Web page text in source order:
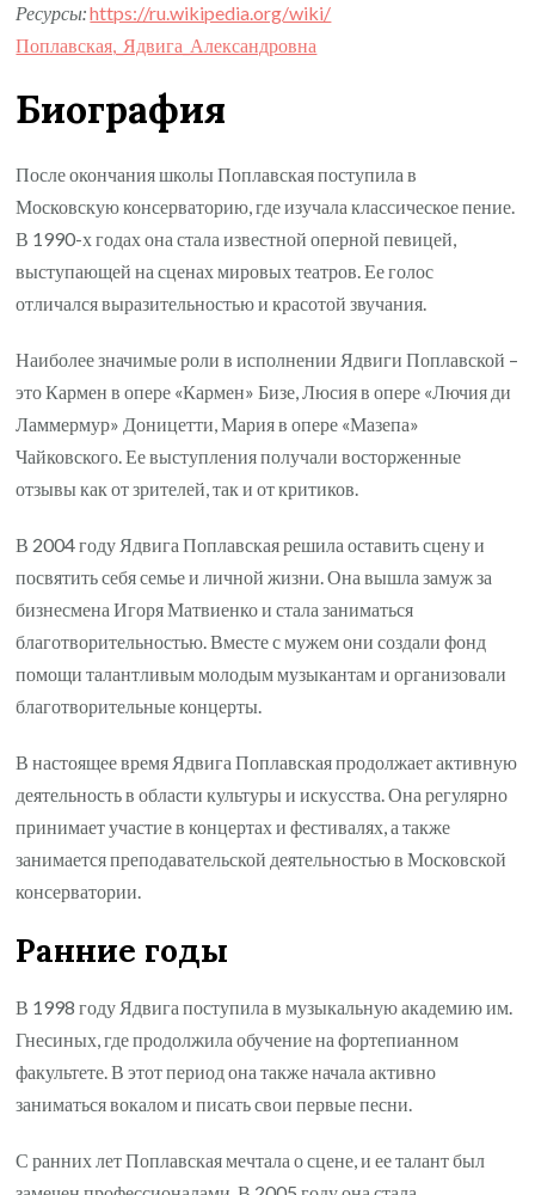
Ресурсы:https://ru.wikipedia.org/wiki/
Поплавская,_Ядвига_Александровна
Биография
После окончания школы Поплавская поступила в
Московскую консерваторию, где изучала классическое пение.
В 1990-х годах она стала известной оперной певицей,
выступающей на сценах мировых театров. Ее голос
отличался выразительностью и красотой звучания.
Наиболее значимые роли в исполнении Ядвиги Поплавской –
это Кармен в опере «Кармен» Бизе, Люсия в опере «Лючия ди
Ламмермур» Доницетти, Мария в опере «Мазепа»
Чайковского. Ее выступления получали восторженные
отзывы как от зрителей, так и от критиков.
В 2004 году Ядвига Поплавская решила оставить сцену и
посвятить себя семье и личной жизни. Она вышла замуж за
бизнесмена Игоря Матвиенко и стала заниматься
благотворительностью. Вместе с мужем они создали фонд
помощи талантливым молодым музыкантам и организовали
благотворительные концерты.
В настоящее время Ядвига Поплавская продолжает активную
деятельность в области культуры и искусства. Она регулярно
принимает участие в концертах и фестивалях, а также
занимается преподавательской деятельностью в Московской
консерватории.
Ранние годы
В 1998 году Ядвига поступила в музыкальную академию им.
Гнесиных, где продолжила обучение на фортепианном
факультете. В этот период она также начала активно
заниматься вокалом и писать свои первые песни.
С ранних лет Поплавская мечтала о сцене, и ее талант был